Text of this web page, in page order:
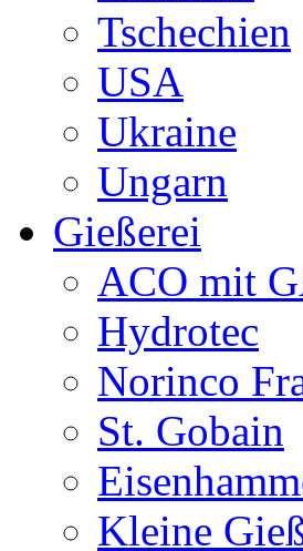
Tschechien
USA
Ukraine
Ungarn
Gießerei
ACO mit
Hydrotec
Norinco
St. Gobain
Kleine